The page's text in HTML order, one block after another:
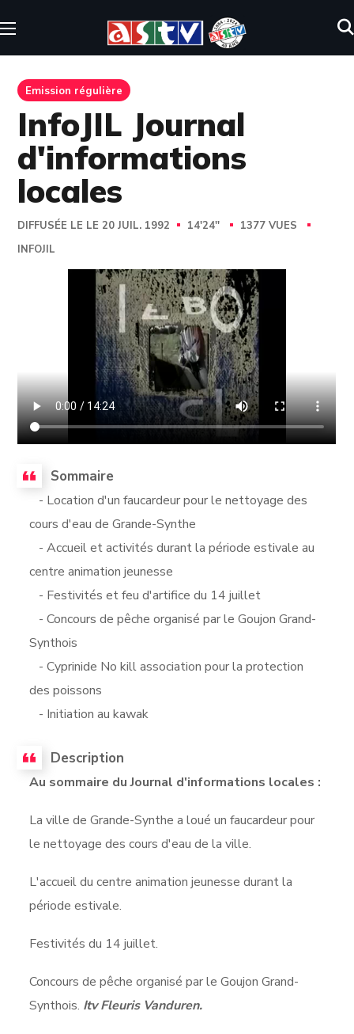
Emission régulière
InfoJIL Journal
d'informations
locales
DIFFUSÉE LE LE 20 JUIL. 1992 14'24''
1377 VUES
INFOJIL
Sommaire
- Location d'un faucardeur pour le nettoyage des
cours d'eau de Grande-Synthe
- Accueil et activités durant la période estivale au
centre animation jeunesse
- Festivités et feu d'artifice du 14 juillet
- Concours de pêche organisé par le Goujon Grand-
Synthois
- Cyprinide No kill association pour la protection
des poissons
- Initiation au kawak
Description
Au sommaire du Journal d'informations locales :
La ville de Grande-Synthe a loué un faucardeur pour
le nettoyage des cours d'eau de la ville.
L'accueil du centre animation jeunesse durant la
période estivale.
Festivités du 14 juillet.
Concours de pêche organisé par le Goujon Grand-
Synthois. Itv Fleuris Vanduren.